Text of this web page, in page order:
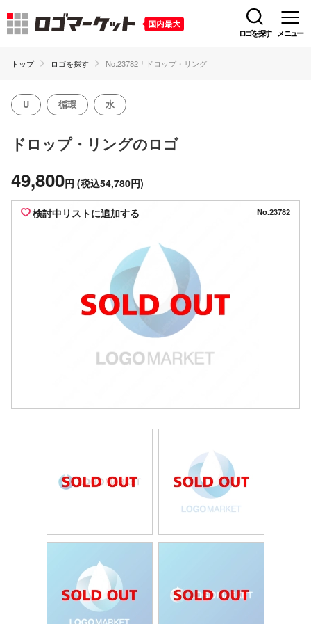
ロゴを探す メニュー
トップ ロゴを探す No.23782「ドロップ・リング」
U 循環 水
ドロップ・リングのロゴ
49,800円 (税込54,780円)
検討中リストに追加する No.23782